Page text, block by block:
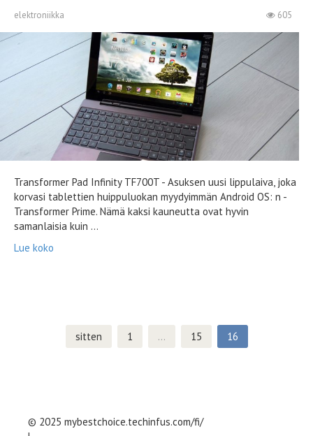
elektroniikka 605
Transformer Pad Infinity TF700T - Asuksen uusi lippulaiva, joka
korvasi tablettien huippuluokan myydyimmän Android OS: n -
Transformer Prime. Nämä kaksi kauneutta ovat hyvin
samanlaisia ​​kuin ...
Lue koko
sitten 1 … 15 16
© 2025 mybestchoice.techinfus.com/fi/